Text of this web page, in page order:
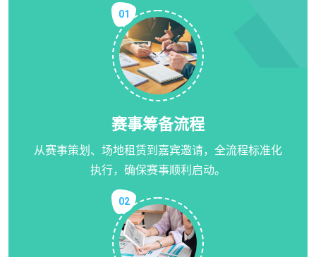
01
赛事筹备流程
从赛事策划、场地租赁到嘉宾邀请，全流程标准化
执行，确保赛事顺利启动。
02